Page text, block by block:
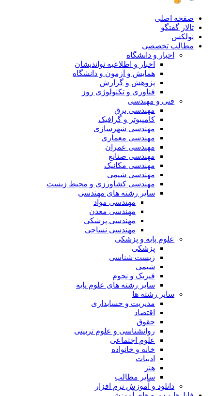
صفحه اصلی
تالار گفتگو
نولکس
مطالب تخصصی
اخبار و دانشگاه
اخبار و اطلاعیه نواندیشان
همایش و آزمون و دانشگاه
پژوهش و گزارش
فناوری و تکنولوژی روز
فنی و مهندسی
مهندسی برق
کامپیوتر و گرافیک
مهندسی شهرسازی
مهندسی معماری
مهندسی عمران
مهندسی صنایع
مهندسی مکانیک
مهندسی شیمی
مهندسی کشاورزی و محیط زیست
سایر رشته های مهندسی
مهندسی مواد
مهندسی معدن
مهندسی پزشکی
مهندسی نساجی
علوم پایه و پزشکی
پزشکی
زیست شناسی
شیمی
فیزیک و نجوم
سایر رشته های علوم پایه
سایر رشته ها
مدیریت و حسابداری
اقتصاد
حقوق
روانشناسی و علوم تربیتی
علوم اجتماعی
خانه و خانواده
ادبیات
هنر
سایر مطالب
دانلود و آموزش نرم افزار